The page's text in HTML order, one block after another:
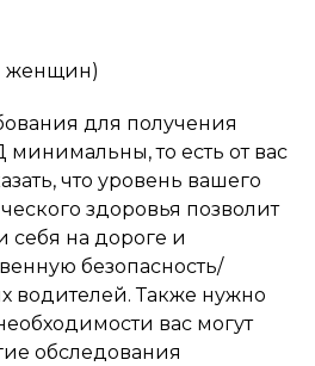
женщин)
для получения
то есть от вас
что уровень вашего
здоровья позволит
себя на дороге и
безопасность/
водителей. Также нужно
вас могут
обследования